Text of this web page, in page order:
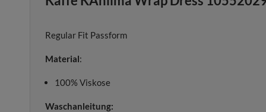
Regular Fit Passform
Material:
100% Viskose
Waschanleitung: